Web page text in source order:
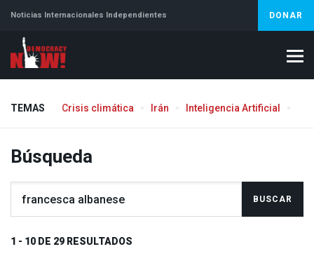
Noticias Internacionales Independientes DONAR
TEMAS Crisis climática Irán Inteligencia Artificial
Búsqueda
1 - 10 DE 29 RESULTADOS